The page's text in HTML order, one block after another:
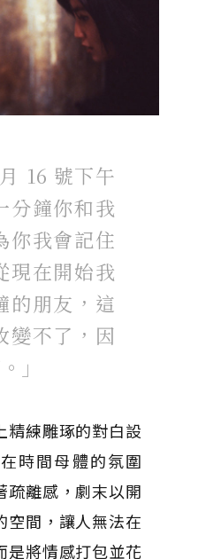
16 號下午
分鐘你和我
你我會記住
現在開始我
的朋友，這
變不了，因
」
精練雕琢的對白設
時間母體的氛圍
疏離感，劇末以開
空間，讓人無法在
是將情感打包並花